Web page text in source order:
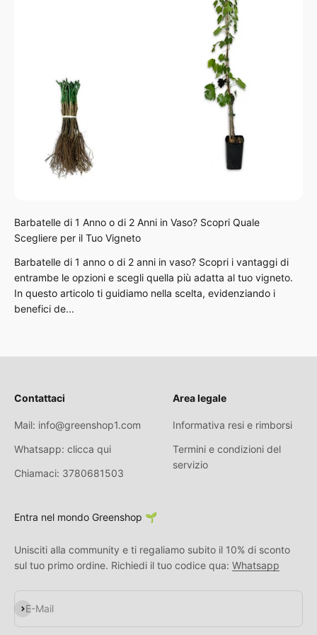
Barbatelle di 1 Anno o di 2 Anni in Vaso? Scopri Quale
Scegliere per il Tuo Vigneto
Barbatelle di 1 anno o di 2 anni in vaso? Scopri i vantaggi di
entrambe le opzioni e scegli quella più adatta al tuo vigneto.
In questo articolo ti guidiamo nella scelta, evidenziando i
benefici de...
Contattaci
Mail: info@greenshop1.com
Whatsapp: clicca qui
Chiamaci: 3780681503
Area legale
Informativa resi e rimborsi
Termini e condizioni del
servizio
Entra nel mondo Greenshop 🌱
Unisciti alla community e ti regaliamo subito il 10% di sconto
sul tuo primo ordine. Richiedi il tuo codice qua: Whatsapp
E-Mail
Abonnieren